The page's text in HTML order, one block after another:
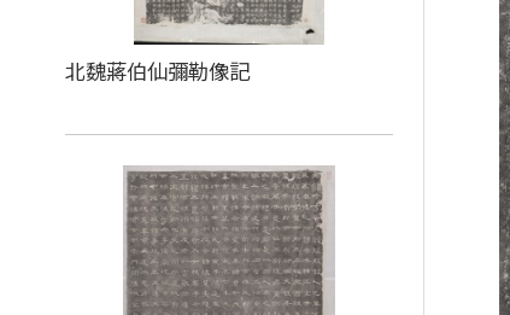
北魏蔣伯仙彌勒像記